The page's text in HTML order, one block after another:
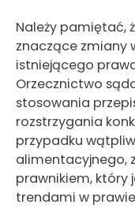
Należy pamiętać,
znaczące zmiany
istniejącego
Orzecznictwo
stosowania
rozstrzygania
przypadku
alimentacyjnego,
prawnikiem, który
trendami w